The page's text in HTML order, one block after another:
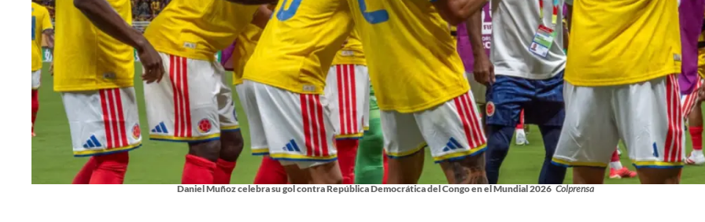
Daniel Muñoz celebra su gol contra República Democrática del Congo en el Mundial 2026 Colprensa